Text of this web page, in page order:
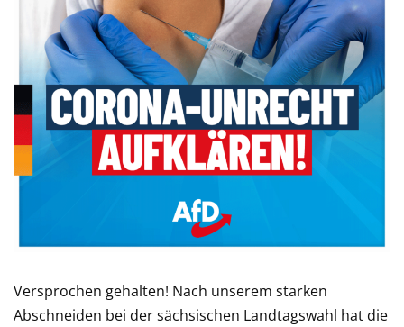
Versprochen gehalten! Nach unserem starken
Abschneiden bei der sächsischen Landtagswahl hat die